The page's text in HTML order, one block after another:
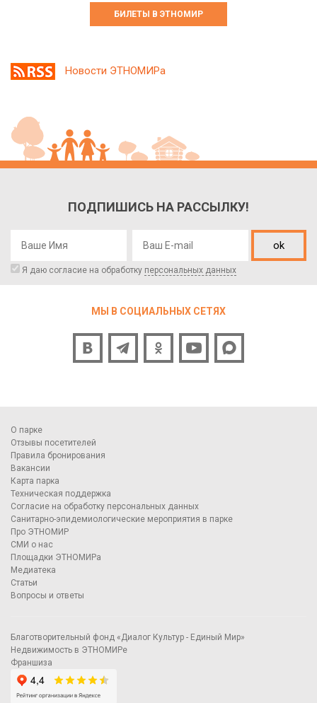
БИЛЕТЫ В ЭТНОМИР
Новости ЭТНОМИРа
ПОДПИШИСЬ НА РАССЫЛКУ!
ok
Я даю согласие на обработку персональных данных
МЫ В СОЦИАЛЬНЫХ СЕТЯХ
О парке
Отзывы посетителей
Правила бронирования
Вакансии
Карта парка
Техническая поддержка
Согласие на обработку персональных данных
Санитарно-эпидемиологические мероприятия в парке
Про ЭТНОМИР
СМИ о нас
Площадки ЭТНОМИРа
Медиатека
Статьи
Вопросы и ответы
Благотворительный фонд «Диалог Культур - Единый Мир»
Недвижимость в ЭТНОМИРе
Франшиза